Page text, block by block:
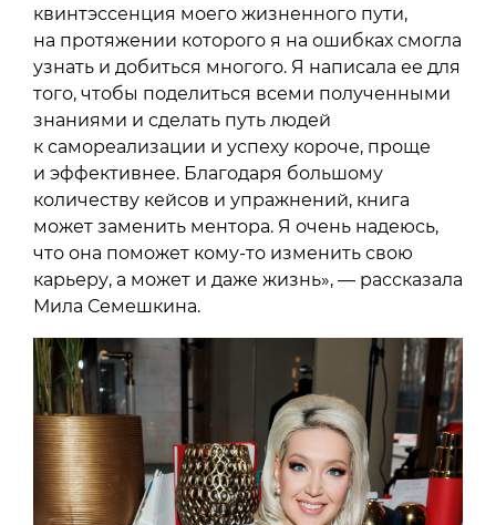
квинтэссенция моего жизненного пути,
на протяжении которого я на ошибках смогла
узнать и добиться многого. Я написала ее для
того, чтобы поделиться всеми полученными
знаниями и сделать путь людей
к самореализации и успеху короче, проще
и эффективнее. Благодаря большому
количеству кейсов и упражнений, книга
может заменить ментора. Я очень надеюсь,
что она поможет кому-то изменить свою
карьеру, а может и даже жизнь», — рассказала
Мила Семешкина.